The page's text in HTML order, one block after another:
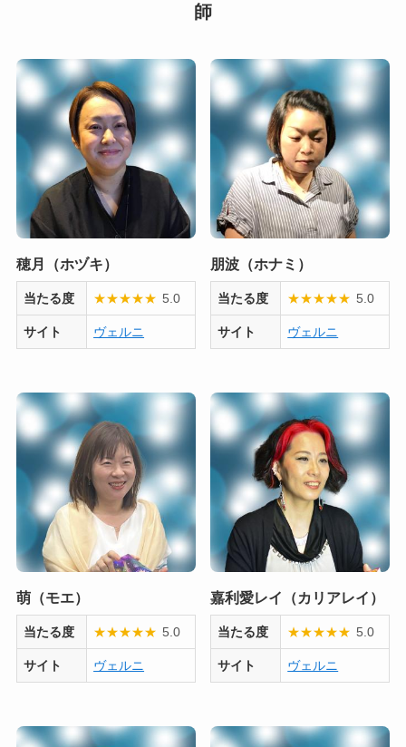
師
穂月（ホヅキ）
当たる度 ★★★★★ 5.0
サイト ヴェルニ
朋波（ホナミ）
当たる度 ★★★★★ 5.0
サイト ヴェルニ
萌（モエ）
当たる度 ★★★★★ 5.0
サイト ヴェルニ
嘉利愛レイ（カリアレイ）
当たる度 ★★★★★ 5.0
サイト ヴェルニ